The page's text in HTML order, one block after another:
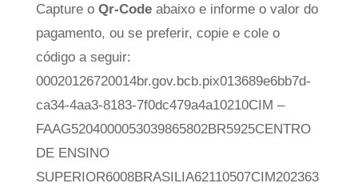
Capture o Qr-Codeabaixo e informe o valor do
pagamento, ou se preferir, copie e cole o
código a seguir:
00020126720014br.gov.bcb.pix013689e6bb7d-
ca34-4aa3-8183-7f0dc479a4a10210CIM –
FAAG5204000053039865802BR5925CENTRO
DE ENSINO
SUPERIOR6008BRASILIA62110507CIM202363